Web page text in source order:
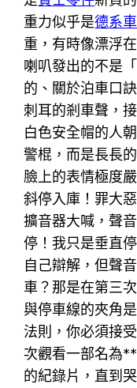
重力似乎是德系
重，有時像漂浮
喇叭發出的不是
的、關於泊車口
刺耳的剎車聲，
白色安全帽的人
警棍，而是長長
臉上的表情極度
斜停入庫！罪大
擴音器大喊，聲
停！我只是垂直
自己辯解，但聲
車？那是在第三
與停車線的夾角
法則，你必須接
次觀看一部名為
的紀錄片，直到